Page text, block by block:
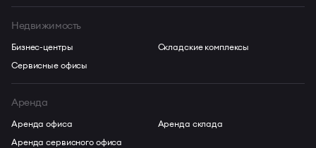
Недвижимость
Бизнес-центры
Сервисные офисы
Складские комплексы
Аренда
Аренда офиса
Аренда сервисного офиса
Аренда склада